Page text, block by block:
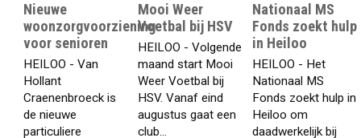
Nieuwe
woonzorgvoorziening
voor senioren
HEILOO - Van
Hollant
Craenenbroeck is
de nieuwe
particuliere
Mooi Weer
Voetbal bij HSV
HEILOO - Volgende
maand start Mooi
Weer Voetbal bij
HSV. Vanaf eind
augustus gaat een
club...
Nationaal MS
Fonds zoekt hulp
in Heiloo
HEILOO - Het
Nationaal MS
Fonds zoekt hulp in
Heiloo om
daadwerkelijk bij